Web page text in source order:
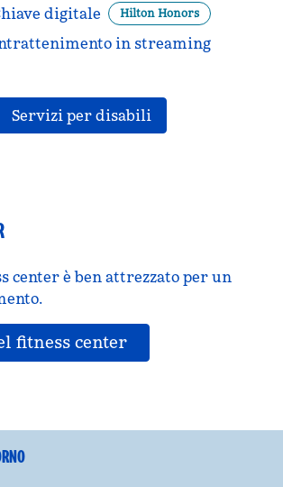
digitale
Hilton Honors
in streaming
Servizi per disabili
center è ben attrezzato per un
fitness center